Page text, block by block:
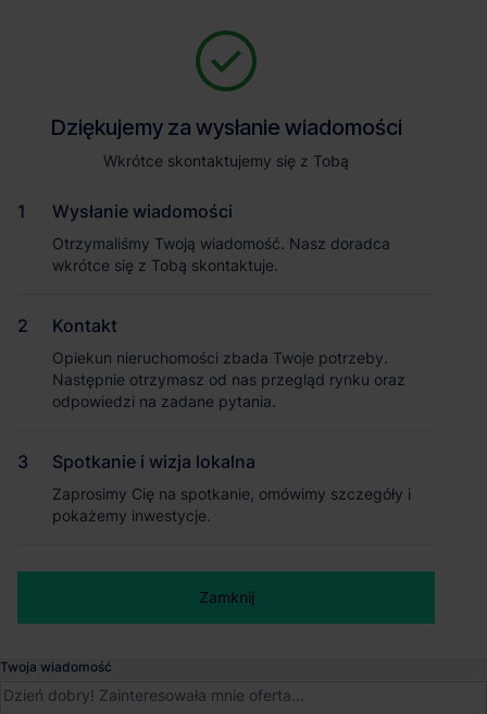
Magazyn 7R City Flex Wrocław I
Wrocław , Dolnośląskie
Dostępność
Dziękujemy za wysłanie wiadomości
Wkrótce skontaktujemy się z Tobą
Wysłanie wiadomości
Otrzymaliśmy Twoją wiadomość. Nasz doradca
wkrótce się z Tobą skontaktuje.
Kontakt
Opiekun nieruchomości zbada Twoje potrzeby.
Następnie otrzymasz od nas przegląd rynku oraz
odpowiedzi na zadane pytania.
Spotkanie i wizja lokalna
Zaprosimy Cię na spotkanie, omówimy szczegóły i
pokażemy inwestycje.
Zamknij
Jesteśmy tu, żeby Ci pomóc. Niezależnie od tego, na jakim etapie
pomożemy Ci wybrać najlepszą ofertę. Napisz do nas!
Imię i nazwisko
Nazwa firmy
Email służbowy
Twoja wiadomość
Dziękujemy za wysłanie wiadomości
Wkrótce skontaktujemy się z Tobą
Wysłanie wiadomości
Otrzymaliśmy Twoją wiadomość. Nasz doradca
wkrótce się z Tobą skontaktuje.
Kontakt
Opiekun nieruchomości zbada Twoje potrzeby.
Następnie otrzymasz od nas przegląd rynku oraz
odpowiedzi na zadane pytania.
Spotkanie i wizja lokalna
Zaprosimy Cię na spotkanie, omówimy szczegóły i
pokażemy inwestycje.
Zamknij